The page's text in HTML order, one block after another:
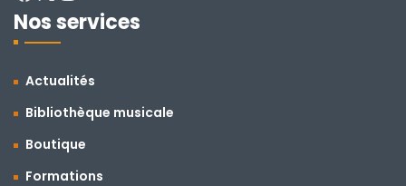
Nos services
Actualités
Bibliothèque musicale
Boutique
Formations